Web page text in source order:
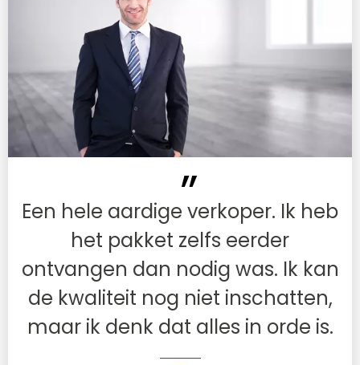
Een hele aardige verkoper. Ik heb
het pakket zelfs eerder
ontvangen dan nodig was. Ik kan
de kwaliteit nog niet inschatten,
maar ik denk dat alles in orde is.